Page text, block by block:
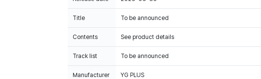
Title To be announced
Contents See product details
Track list To be announced
Manufacturer YG PLUS